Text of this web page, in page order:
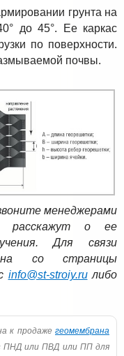
грунта на
до 45°. Ее каркас
по поверхности.
почвы.
менеджерами
расскажут о ее
Для связи
со страницы
info@st-stroiy.ruлибо
к продаже геомембрана
ПНД или ПВД или ПП для